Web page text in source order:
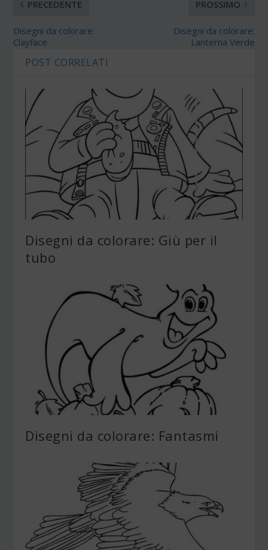
PRECEDENTE
Disegni da colorare:
Clayface
PROSSIMO
Disegni da colorare:
Lanterna Verde
POST CORRELATI
Disegni da colorare: Giù per il
tubo
Disegni da colorare: Fantasmi